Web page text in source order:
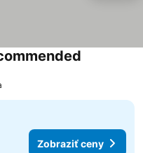
Zobraziť ceny